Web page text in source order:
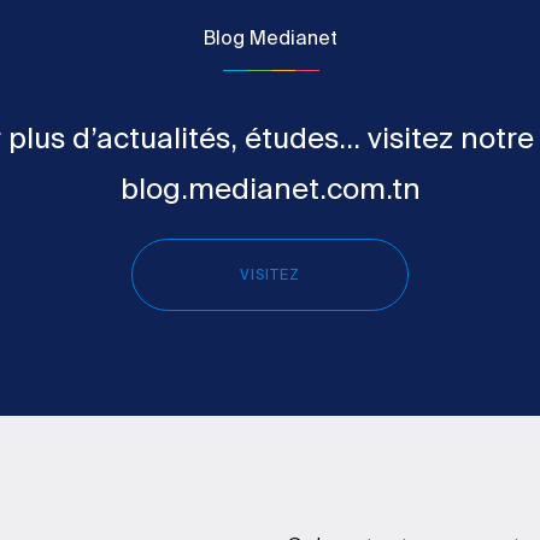
Blog Medianet
plus d’actualités, études... visitez
blog.medianet.com.tn
VISITEZ